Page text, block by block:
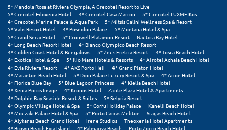
Χαλκίδα
Χαλκιδική
Χανιά
Χερσόνησος
Χερσόνησος Άθως
Χίος
Χράνοι Μεσσηνίας
5* Mandola Rosa at Riviera Olympia, A Grecotel Resort to Live
5* Grecotel Filoxenia Hotel
4* Grecotel Casa Marron
5* Grecotel LUXME Kos
4* Grecotel Marine Palace & Aqua Park
5* Mitsis Galini Wellness Spa & Resort
5* Valis Resort Hotel
4* Poseidon Palace
5* Montana Hotel & Spa
5* Grand Serai Hotel
5* Cronwell Platamon Resort
Nautica Bay Hotel
4* Long Beach Resort Hotel
4* Bianco Olympico Beach Resort
4* Golden Coast Hotel & Bungalows
5* Zeus Eretria Resort
4* Tosca Beach Hotel
4* Exotica Hotel & Spa
5* Ilio Mare Hotels & Resorts
4* Airotel Achaia Beach Hotel
4* Evia Riviera Resort
4* AKS Porto Heli
4* Grand Platon Hotel
4* Maranton Beach Hotel
5* Dion Palace Luxury Resort & Spa
4* Arion Hotel
4* Florida Blue Bay
5* Blue Lagoon Princess
4* Klelia Beach Hotel
4* Xenia Poros Image
4* Kronos Hotel
Zante Plaza Hotel & Apartments
4* Dolphin Bay Seaside Resort & Suites
5* Selyria Resort
4* Olympic Village Hotel & Spa
5* Corfu Holiday Palace
Kanelli Beach Hotel
4* Mouzaki Palace Hotel & Spa
5* Porto Carras Meliton
Siagas Beach Hotel
4* Alykanas Beach Grand Hotel
Irene Studios
Theoxenia Hotel Apartments
4* Brown Beach Evia Island
4* Palmariva Beach
Porto Zorro Beach Hotel